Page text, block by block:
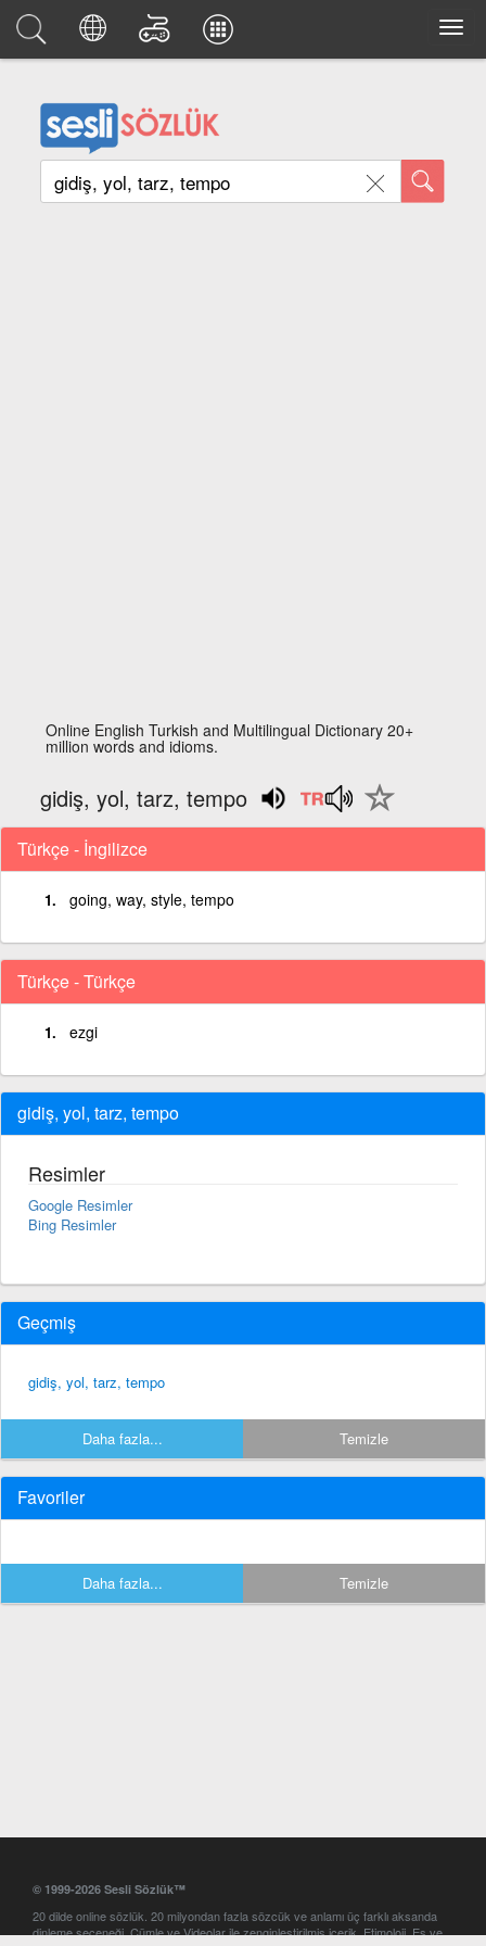
Online English Turkish and Multilingual Dictionary 20+
million words and idioms.
gidiş, yol, tarz, tempo
Türkçe - İngilizce
going, way, style, tempo
Türkçe - Türkçe
ezgi
gidiş, yol, tarz, tempo
Resimler
Google Resimler
Bing Resimler
Geçmiş
gidiş, yol, tarz, tempo
Daha fazla... Temizle
Favoriler
Daha fazla... Temizle
© 1999-2026 Sesli Sözlük™
20 dilde online sözlük. 20 milyondan fazla sözcük ve anlamı üç farklı aksanda
dinleme seçeneği. Cümle ve Videolar ile zenginleştirilmiş içerik. Etimoloji, Eş ve